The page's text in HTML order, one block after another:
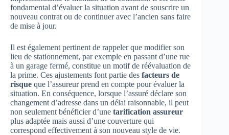
fondamental d’évaluer la situation avant de souscrire un
nouveau contrat ou de continuer avec l’ancien sans faire
de mise à jour.
Il est également pertinent de rappeler que modifier son
lieu de stationnement, par exemple en passant d’une rue
à un garage fermé, constitue un motif de réévaluation de
la prime. Ces ajustements font partie des facteurs de
risque que l’assureur prend en compte pour évaluer la
situation. En conséquence, lorsque l’assuré déclare son
changement d’adresse dans un délai raisonnable, il peut
non seulement bénéficier d’une tarification assureur
plus adaptée mais aussi d’une couverture qui
correspond effectivement à son nouveau style de vie.